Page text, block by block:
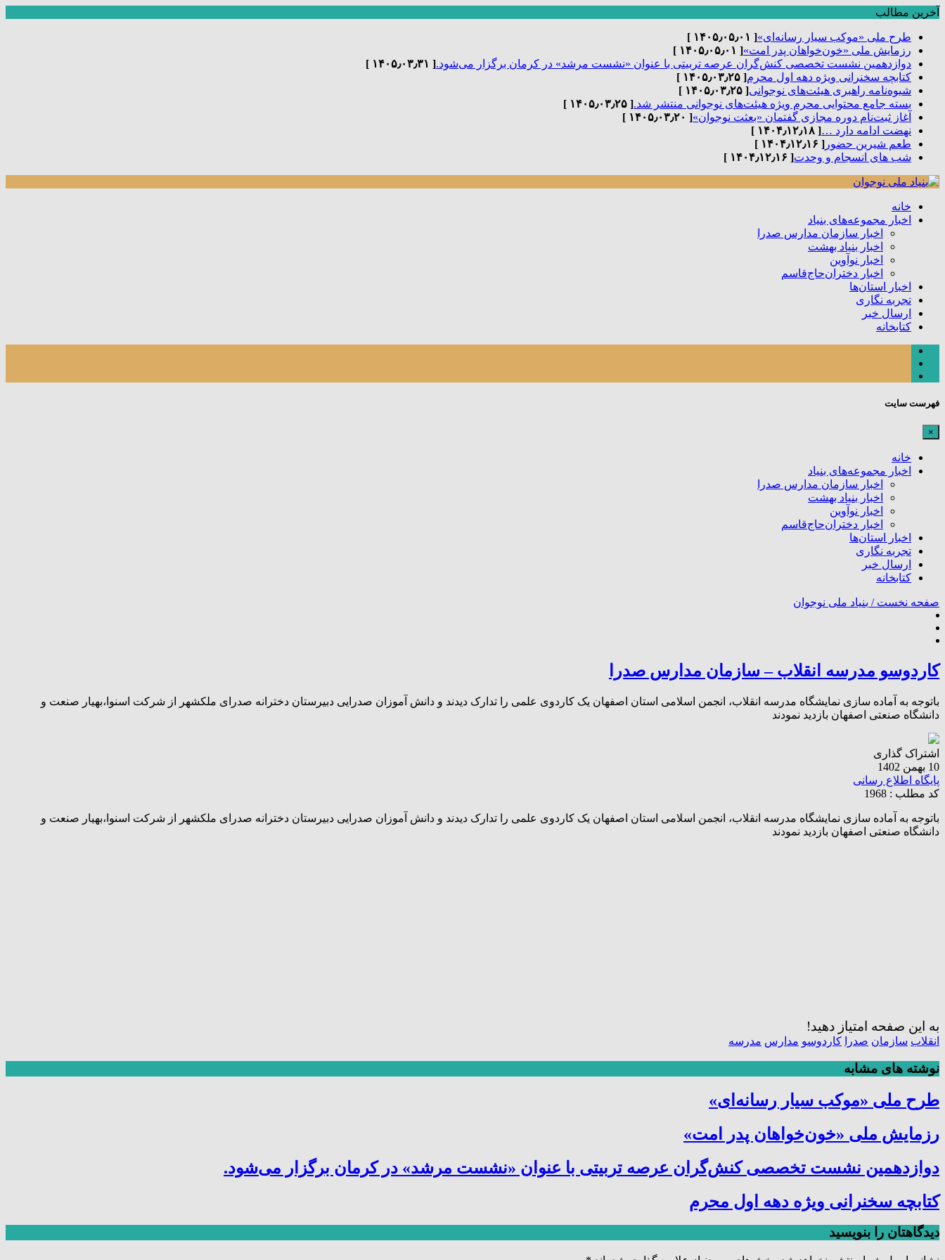
آخرین مطالب
طرح ملی «موکب سیار رسانه‌ای»[ ۱۴۰۵٫۰۵٫۰۱ ]
رزمایش ملی «خون‌خواهان پدر امت»[ ۱۴۰۵٫۰۵٫۰۱ ]
دوازدهمین نشست تخصصی کنش‌گران عرصه تربیتی با عنوان «نشست مرشد» در کرمان برگزار می‌شود.[ ۱۴۰۵٫۰۳٫۳۱ ]
کتابچه سخنرانی ویژه دهه اول محرم[ ۱۴۰۵٫۰۳٫۲۵ ]
شیوه‌نامه راهبری هیئت‌های نوجوانی[ ۱۴۰۵٫۰۳٫۲۵ ]
بسته جامع محتوایی محرم ویژه هیئت‌های نوجوانی منتشر شد.[ ۱۴۰۵٫۰۳٫۲۵ ]
آغاز ثبت‌نام دوره مجازی گفتمان «بعثت نوجوان»[ ۱۴۰۵٫۰۳٫۲۰ ]
نهضت ادامه دارد …[ ۱۴۰۴٫۱۲٫۱۸ ]
طعم شیرین حضور [ ۱۴۰۴٫۱۲٫۱۶ ]
شب های انسجام و وحدت[ ۱۴۰۴٫۱۲٫۱۶ ]
خانه
اخبار مجموعه‌های بنیاد
اخبار سازمان مدارس صدرا
اخبار بنیاد بهشت
اخبار نوآوین
اخبار دختران‌حاج‌قاسم
اخبار استان‌ها
تجربه نگاری
ارسال خبر
کتابخانه
فهرست سایت
×
خانه
اخبار مجموعه‌های بنیاد
اخبار سازمان مدارس صدرا
اخبار بنیاد بهشت
اخبار نوآوین
اخبار دختران‌حاج‌قاسم
اخبار استان‌ها
تجربه نگاری
ارسال خبر
کتابخانه
صفحه نخست / بنیاد ملی نوجوان
کاردوسو مدرسه انقلاب – سازمان مدارس صدرا
باتوجه به آماده سازی نمایشگاه مدرسه انقلاب، انجمن اسلامی استان اصفهان یک کاردوی علمی را تدارک دیدند و دانش آموزان صدرایی دبیرستان دخترانه صدرای ملکشهر از شرکت اسنوا،بهیار صنعت و
دانشگاه صنعتی اصفهان بازدید نمودند
اشتراک گذاری
10 بهمن 1402
پایگاه اطلاع رسانی
کد مطلب : 1968
باتوجه به آماده سازی نمایشگاه مدرسه انقلاب، انجمن اسلامی استان اصفهان یک کاردوی علمی را تدارک دیدند و دانش آموزان صدرایی دبیرستان دخترانه صدرای ملکشهر از شرکت اسنوا،بهیار صنعت و
دانشگاه صنعتی اصفهان بازدید نمودند
به این صفحه امتیاز دهید!
انقلاب سازمان صدرا کاردوسو مدارس مدرسه
نوشته های مشابه
طرح ملی «موکب سیار رسانه‌ای»
رزمایش ملی «خون‌خواهان پدر امت»
دوازدهمین نشست تخصصی کنش‌گران عرصه تربیتی با عنوان «نشست مرشد» در کرمان برگزار می‌شود.
کتابچه سخنرانی ویژه دهه اول محرم
دیدگاهتان را بنویسید